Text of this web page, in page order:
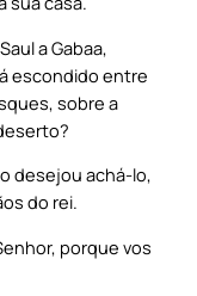
a Gabaa,
escondido entre
sobre a
desejou achá-lo,
do rei.
porque vos